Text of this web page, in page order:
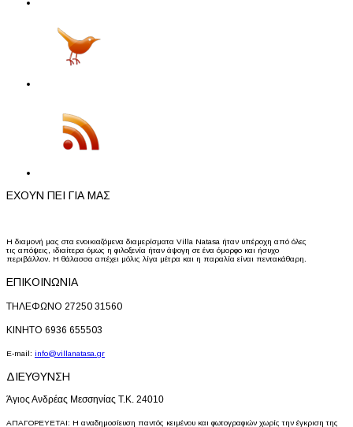
ΕΧΟΥΝ ΠΕΙ ΓΙΑ ΜΑΣ
Η διαμονή μας στα ενοικιαζόμενα διαμερίσματα Villa Natasa ήταν υπέροχη από όλες
τις απόψεις, ιδιαίτερα όμως η φιλοξενία ήταν άψογη σε ένα όμορφο και ήσυχο
περιβάλλον. Η θάλασσα απέχει μόλις λίγα μέτρα και η παραλία είναι πεντακάθαρη.
ΕΠΙΚΟΙΝΩΝΙΑ
ΤΗΛΕΦΩΝΟ 27250 31560
ΚΙΝΗΤΟ 6936 655503
E-mail: info@villanatasa.gr
ΔΙΕΥΘΥΝΣΗ
Άγιος Ανδρέας Μεσσηνίας Τ.Κ. 24010
ΑΠΑΓΟΡΕΥΕΤΑΙ: Η αναδημοσίευση παντός κειμένου και φωτογραφιών χωρίς την έγκριση της